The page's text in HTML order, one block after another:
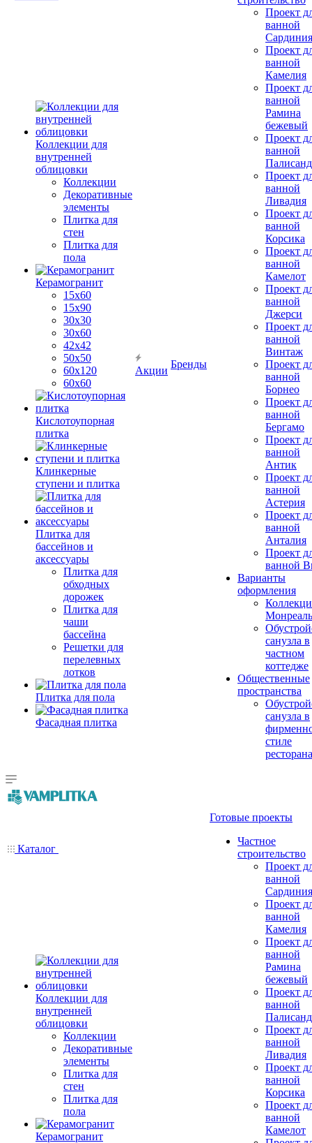
Коллекции для
внутренней
облицовки
Коллекции
Декоративные
элементы
Плитка для
стен
Плитка для
пола
Керамогранит
15х60
15x90
30х30
30х60
42х42
50х50
60х120
60х60
Кислотоупорная
плитка
Клинкерные
ступени и плитка
Плитка для
бассейнов и
аксессуары
Плитка для
обходных
дорожек
Плитка для
чаши
бассейна
Решетки для
перелевных
лотков
Плитка для пола
Фасадная плитка
Акции
Бренды
Проект
ванной
Сардиния
Проект
ванной
Камелия
Проект
ванной
Рамина
бежевый
Проект
ванной
Проект
ванной
Ливадия
Проект
ванной
Корсика
Проект
ванной
Камелот
Проект
ванной
Джерси
Проект
ванной
Винтаж
Проект
ванной
Борнео
Проект
ванной
Бергамо
Проект
ванной
Антик
Проект
ванной
Астерия
Проект
ванной
Анталия
Проект
ванной
Варианты
оформления
Монреаль
санузла в
частном
коттедже
Общественные
пространства
санузла в
стиле
ресторана
Каталог
Коллекции для
внутренней
облицовки
Коллекции
Декоративные
элементы
Плитка для
стен
Плитка для
пола
Керамогранит
Готовые проекты
Частное
строительство
Проект
ванной
Сардиния
Проект
ванной
Камелия
Проект
ванной
Рамина
бежевый
Проект
ванной
Проект
ванной
Ливадия
Проект
ванной
Корсика
Проект
ванной
Камелот